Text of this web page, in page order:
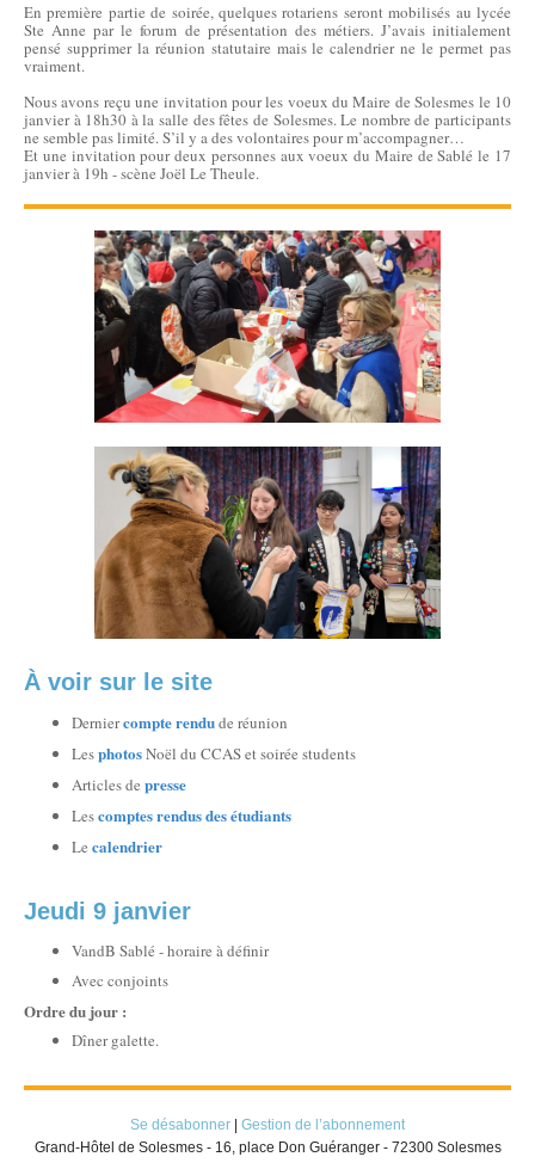
En première partie de soirée, quelques rotariens seront mobilisés au lycée
Ste Anne par le forum de présentation des métiers. J’avais initialement
pensé supprimer la réunion statutaire mais le calendrier ne le permet pas
vraiment.
Nous avons reçu une invitation pour les voeux du Maire de Solesmes le 10
janvier à 18h30 à la salle des fêtes de Solesmes. Le nombre de participants
ne semble pas limité. S’il y a des volontaires pour m’accompagner…
Et une invitation pour deux personnes aux voeux du Maire de Sablé le 17
janvier à 19h - scène Joël Le Theule.
À voir sur le site
Derniercompte rendude réunion
LesphotosNoël du CCAS et soirée students
Articles de presse
Lescomptes rendus des étudiants
Le calendrier
Jeudi 9 janvier
VandB Sablé - horaire à définir
Avec conjoints
Ordre du jour :
Dîner galette.
Se désabonner
Gestion de l’abonnement
Grand-Hôtel de Solesmes - 16, place Don Guéranger - 72300 Solesmes